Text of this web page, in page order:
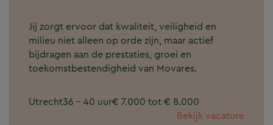
Jij zorgt ervoor dat kwaliteit, veiligheid en
milieu niet alleen op orde zijn, maar actief
bijdragen aan de prestaties, groei en
toekomstbestendigheid van Movares.
Utrecht36 - 40 uur€ 7.000 tot € 8.000
Bekijk vacature